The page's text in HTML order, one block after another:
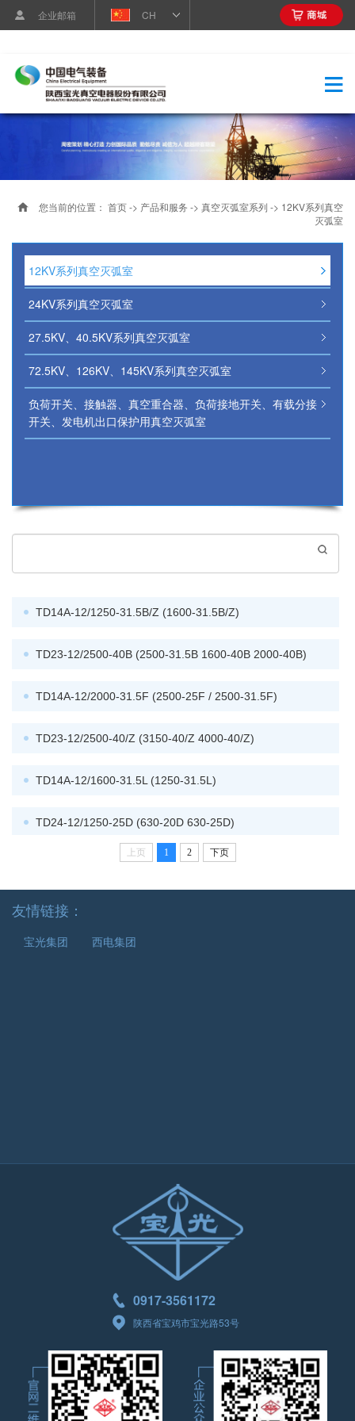
企业邮箱 CH
您当前的位置： 首页-> 产品和服务 -> 真空灭弧室系列 -> 12KV系列真空
灭弧室
12KV系列真空灭弧室
24KV系列真空灭弧室
27.5KV、40.5KV系列真空灭弧室
72.5KV、126KV、145KV系列真空灭弧室
负荷开关、接触器、真空重合器、负荷接地开关、有载分接
开关、发电机出口保护用真空灭弧室
TD14A-12/1250-31.5B/Z (1600-31.5B/Z)
TD23-12/2500-40B (2500-31.5B 1600-40B 2000-40B)
TD14A-12/2000-31.5F (2500-25F / 2500-31.5F)
TD23-12/2500-40/Z (3150-40/Z 4000-40/Z)
TD14A-12/1600-31.5L (1250-31.5L)
TD24-12/1250-25D (630-20D 630-25D)
TD14A-12/1250-25M
TD24-12/630-20J (1250-20J)
TD14A-12/1250-31.5M
TD14A-12/1250-25/Z (630-25/Z)
TD25-12/630-20 （630-16 1250-20）
TD15A-12/630-12.5 (630-16 630-20)
TD25-12/630-25 （1250-25）
TD15A-12/630-25
TD25-12/1250-20B （630-20B）
上页 1 2 下页
友情链接：
宝光集团 西电集团
0917-3561172
陕西省宝鸡市宝光路53号